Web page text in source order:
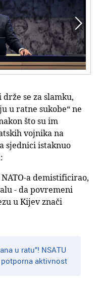

se za slamku,
u ratne sukobe“ ne
što su im
vojnika na
sjednici istaknuo
a demistificirao,
- da povremeni
u Kijev znači
u ratu"! NSATU
aktivnost